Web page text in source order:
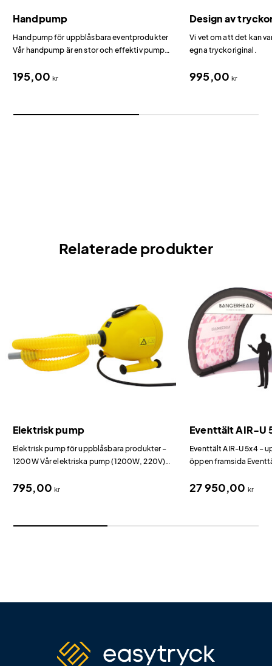
Handpump
Handpump för uppblåsbara eventprodukter
Vår handpump är en stor och effektiv pump
sortiment – portaler, reklampelare, fåtöljer,
195,00 kr
Design av
Vi vet om att det kan
egna tryckoriginal.
995,00kr
Relaterade produkter
Elektrisk pump
Elektrisk pump för uppblåsbara produkter –
1200W Vår elektriska pump (1200W, 220V)
eventprodukter jämfört med handpump.
795,00 kr
Eventtält AIR-U
Eventtält AIR-U 5x4 –
öppen framsida
välkomnande entré.
27 950,00 kr